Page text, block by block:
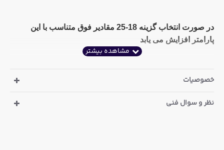
در صورت انتخاب گزینه 18-25 مقادیر فوق متناسب با این
پارامتر افزایش می یابد
خصوصیات
نظر و سوال فنی